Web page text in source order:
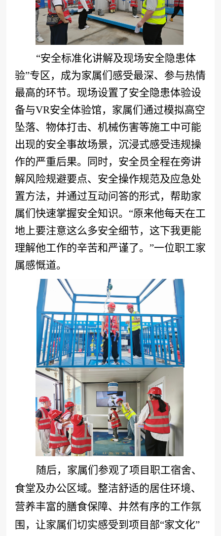
“安全标准化讲解及现场安全隐患体
验”专区，成为家属们感受最深、参与热情
最高的环节。现场设置了安全隐患体验设
备与VR安全体验馆，家属们通过模拟高空
坠落、物体打击、机械伤害等施工中可能
出现的安全事故场景，沉浸式感受违规操
作的严重后果。同时，安全员全程在旁讲
解风险规避要点、安全操作规范及应急处
置方法，并通过互动问答的形式，帮助家
属们快速掌握安全知识。“原来他每天在工
地上要注意这么多安全细节，这下我更能
理解他工作的辛苦和严谨了。”一位职工家
属感慨道。
随后，家属们参观了项目职工宿舍、
食堂及办公区域。整洁舒适的居住环境、
营养丰富的膳食保障、井然有序的工作氛
围，让家属们切实感受到项目部“家文化”